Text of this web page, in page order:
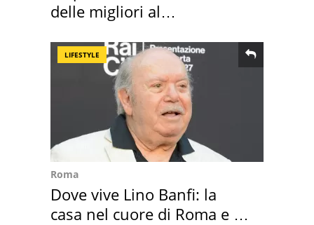
delle migliori al
LIFESTYLE
Roma
Dove vive Lino Banfi: la
casa nel cuore di Roma e i